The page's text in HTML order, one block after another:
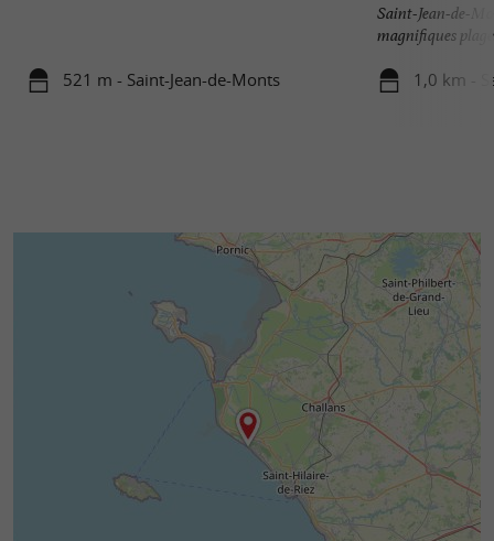
521 m - Saint-Jean-de-Monts
Saint-Jean-de-
magnifiques
1,0 km -